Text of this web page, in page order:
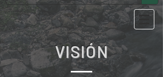
VISIÓN